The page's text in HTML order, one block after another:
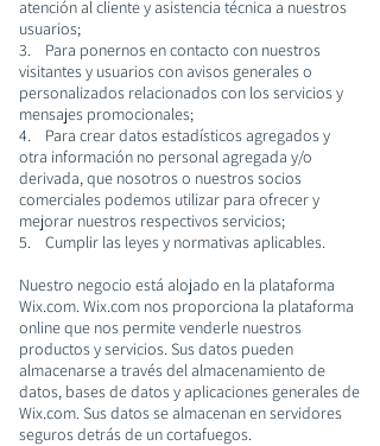
atención al cliente y asistencia técnica a nuestros
usuarios;
3. Para ponernos en contacto con nuestros
visitantes y usuarios con avisos generales o
personalizados relacionados con los servicios y
mensajes promocionales;
4. Para crear datos estadísticos agregados y
otra información no personal agregada y/o
derivada, que nosotros o nuestros socios
comerciales podemos utilizar para ofrecer y
mejorar nuestros respectivos servicios;
5. Cumplir las leyes y normativas aplicables.
Nuestro negocio está alojado en la plataforma
Wix.com. Wix.com nos proporciona la plataforma
online que nos permite venderle nuestros
productos y servicios. Sus datos pueden
almacenarse a través del almacenamiento de
datos, bases de datos y aplicaciones generales de
Wix.com. Sus datos se almacenan en servidores
seguros detrás de un cortafuegos.